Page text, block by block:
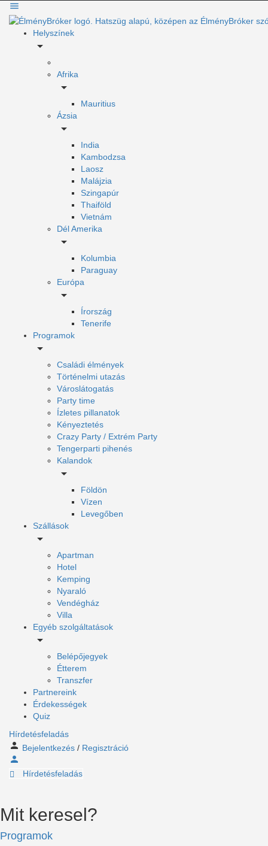
Helyszínek
Afrika
Mauritius
Ázsia
India
Kambodzsa
Laosz
Malájzia
Szingapúr
Thaiföld
Vietnám
Dél Amerika
Kolumbia
Paraguay
Európa
Írország
Tenerife
Programok
Családi élmények
Történelmi utazás
Városlátogatás
Party time
Ízletes pillanatok
Kényeztetés
Crazy Party / Extrém Party
Tengerparti pihenés
Kalandok
Földön
Vízen
Levegőben
Szállások
Apartman
Hotel
Kemping
Nyaraló
Vendégház
Villa
Egyéb szolgáltatások
Belépőjegyek
Étterem
Transzfer
Partnereink
Érdekességek
Quiz
Hírdetésfeladás
Bejelentkezés / Regisztráció
Hírdetésfeladás
Mit keresel?
Programok